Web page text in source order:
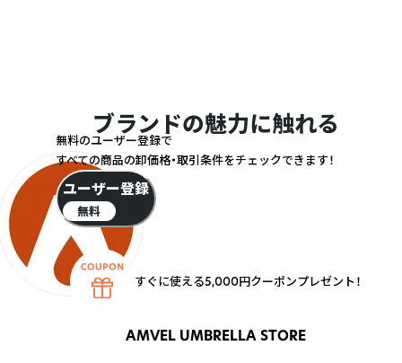
ブランドの魅力に触れる
AMVEL UMBRELLA STORE
無料のユーザー登録で
すべての商品の卸価格・取引条件をチェックできます！
ユーザー登録
無料
すぐに使える5,000円クーポンプレゼント！